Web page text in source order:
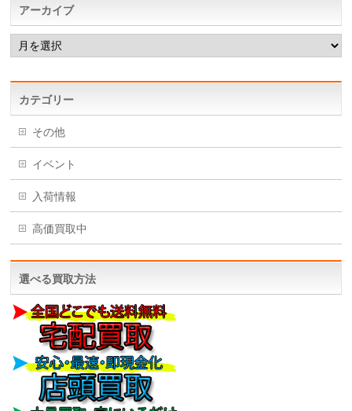
アーカイブ
ア
ー
カ
カテゴリー
その他
イベント
入荷情報
高価買取中
選べる買取方法